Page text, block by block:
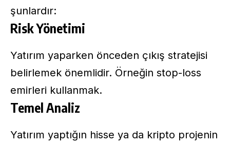
şunlardır:
Risk Yönetimi
Yatırım yaparken önceden çıkış stratejisi
belirlemek önemlidir. Örneğin stop-loss
emirleri kullanmak.
Temel Analiz
Yatırım yaptığın hisse ya da kripto projenin